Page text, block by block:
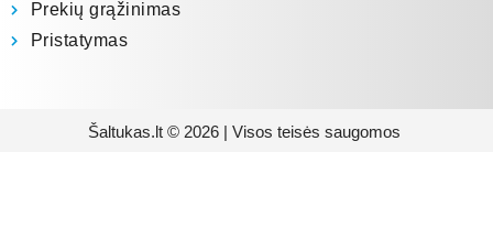
Prekių grąžinimas
Pristatymas
Šaltukas.lt © 2026 | Visos teisės saugomos